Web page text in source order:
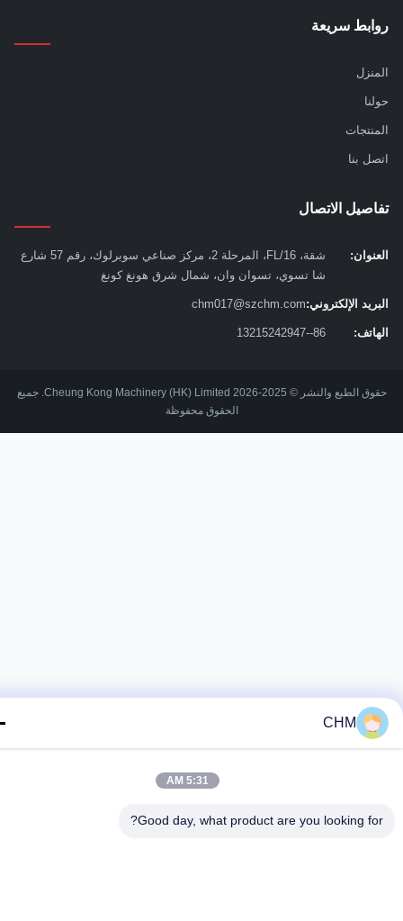
سريعة
بنا
الاتصال
شقة، 16/FL، المرحلة 2، مركز صناعي سوبرلوك، رقم 57 شارع
شا تسوي، تسوان وان، شمال شرق هونغ كونغ
الإلكتروني:chm017@szchm.com
حقوق الطبع والنشر © 2025-2026 Cheung Kong Machinery (HK) Limited. جميع
الحقوق محفوظة
CHM
5:31 AM
Good day, what product are you looking